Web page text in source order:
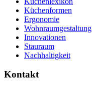
Küchenformen
Ergonomie
Wohnraumgestaltung
Innovationen
Stauraum
Nachhaltigkeit
Kontakt